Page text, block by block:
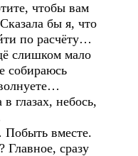
чтобы вам
бы я, что
по расчёту…
слишком мало
собираюсь
глазах, небось,
Побыть вместе.
Главное, сразу